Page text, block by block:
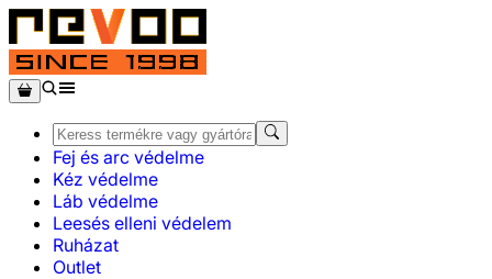
Fej és arc védelme
Kéz védelme
Láb védelme
Leesés elleni védelem
Ruházat
Outlet